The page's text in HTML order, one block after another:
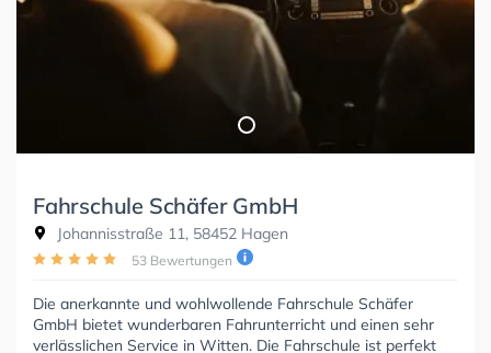
Fahrschule Schäfer GmbH
Johannisstraße 11, 58452 Hagen
53 Bewertungen
Die anerkannte und wohlwollende Fahrschule Schäfer
GmbH bietet wunderbaren Fahrunterricht und einen sehr
verlässlichen Service in Witten. Die Fahrschule ist perfekt